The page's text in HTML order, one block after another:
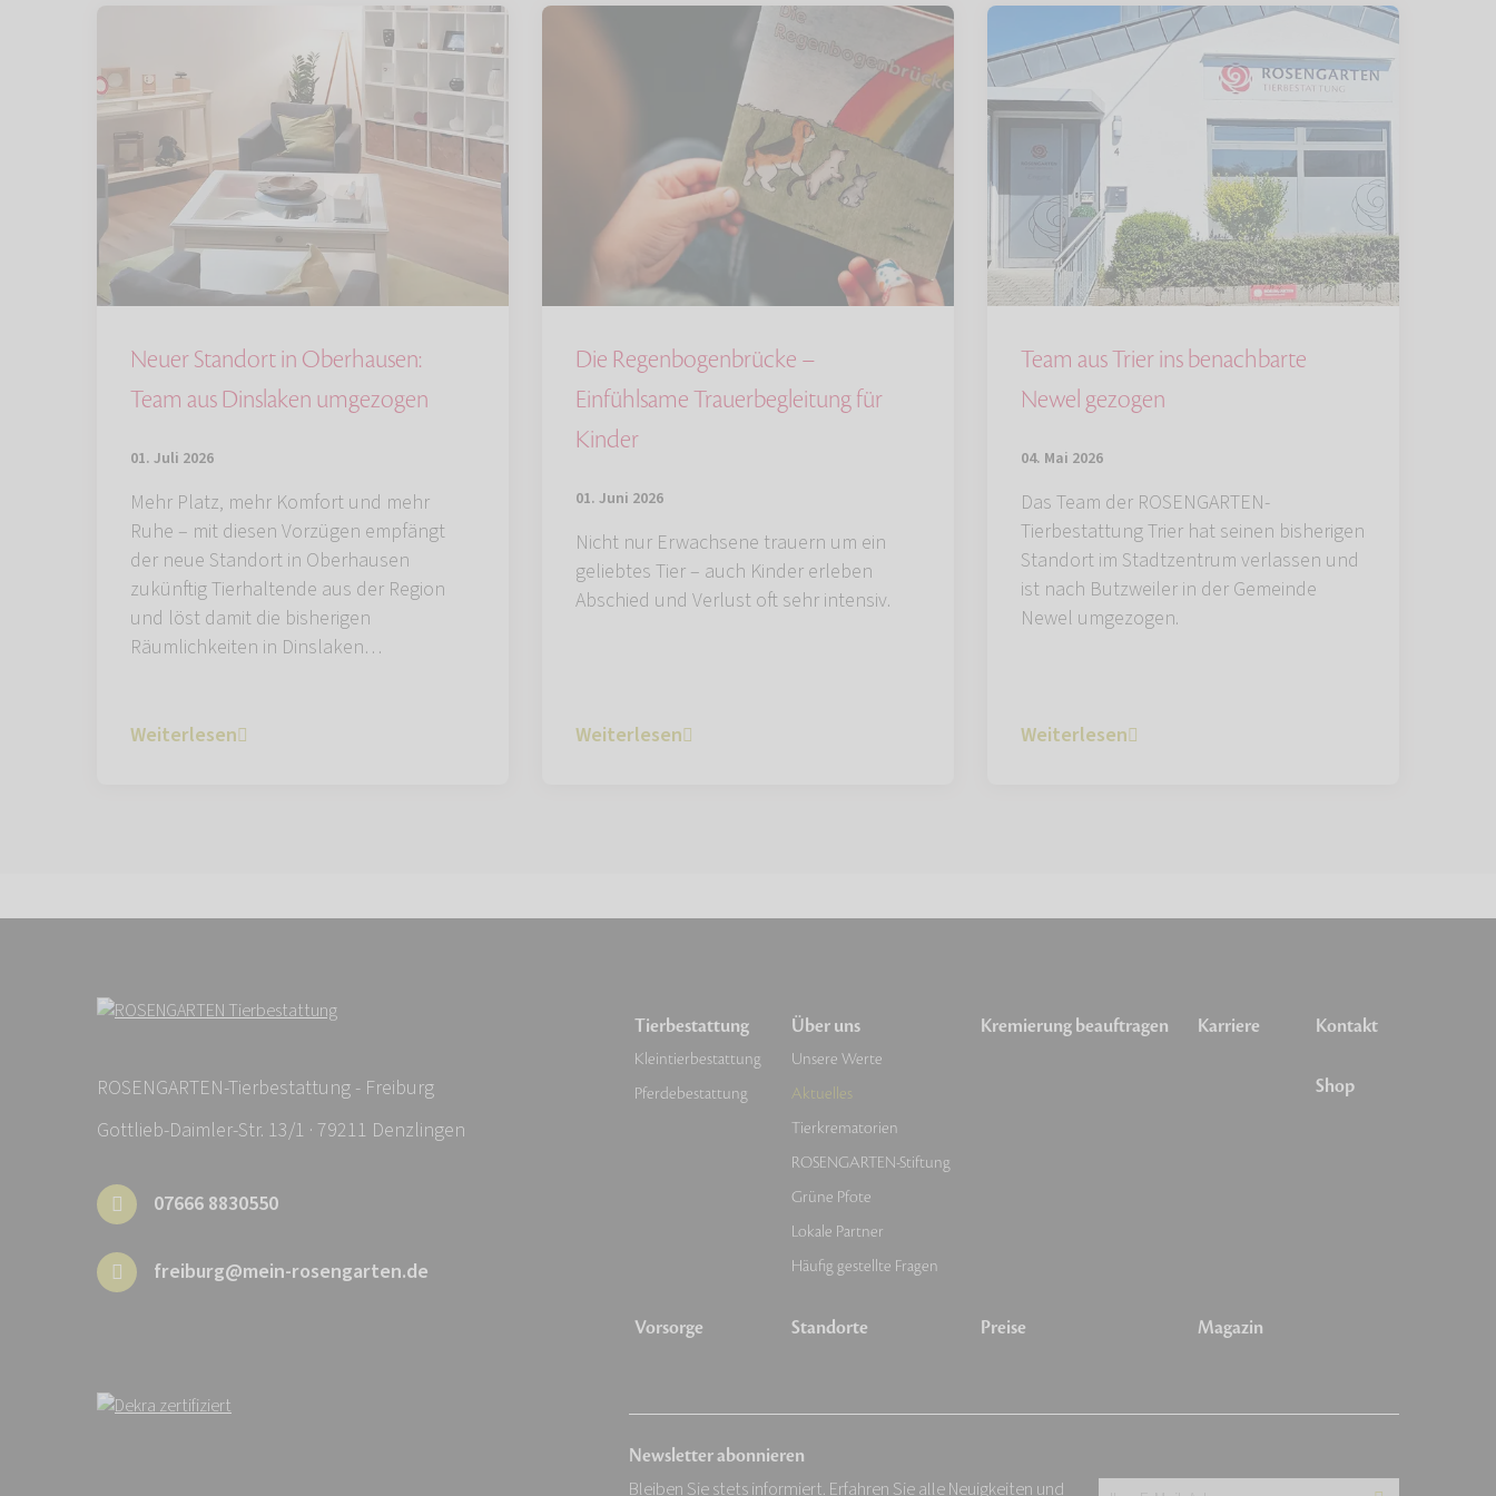
Neuer Standort in Oberhausen:
Team aus Dinslaken umgezogen
01. Juli 2026
Mehr Platz, mehr Komfort und mehr
Ruhe – mit diesen Vorzügen empfängt
der neue Standort in Oberhausen
zukünftig Tierhaltende aus der Region
und löst damit die bisherigen
Räumlichkeiten in Dinslaken…
Weiterlesen
Die Regenbogenbrücke –
Einfühlsame Trauerbegleitung für
Kinder
01. Juni 2026
Nicht nur Erwachsene trauern um ein
geliebtes Tier – auch Kinder erleben
Abschied und Verlust oft sehr intensiv.
Weiterlesen
Team aus Trier ins benachbarte
Newel gezogen
04. Mai 2026
Das Team der ROSENGARTEN-
Tierbestattung Trier hat seinen bisherigen
Standort im Stadtzentrum verlassen und
ist nach Butzweiler in der Gemeinde
Newel umgezogen.
Weiterlesen
ROSENGARTEN-Tierbestattung - Freiburg
Gottlieb-Daimler-Str. 13/1 · 79211 Denzlingen
07666 8830550
freiburg@mein-rosengarten.de
Tierbestattung
Kleintierbestattung
Pferdebestattung
Vorsorge
Über uns
Unsere Werte
Aktuelles
Tierkrematorien
ROSENGARTEN-Stiftung
Grüne Pfote
Lokale Partner
Häufig gestellte Fragen
Standorte
Kremierung beauftragen
Preise
Karriere
Magazin
Kontakt
Shop
Newsletter abonnieren
Bleiben Sie stets informiert. Erfahren Sie alle Neuigkeiten und